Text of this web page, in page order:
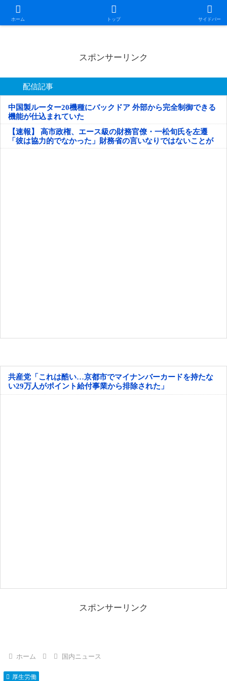
ホーム トップ サイドバー
日本第一！ニュース録
スポンサーリンク
配信記事
中国製ルーター20機種にバックドア 外部から完全制御できる
機能が仕込まれていた
【速報】 高市政権、エース級の財務官僚・一松旬氏を左遷
「彼は協力的でなかった」財務省の言いなりではないことが
判明
共産党「これは酷い…京都市でマイナンバーカードを持たな
い29万人がポイント給付事業から排除された」
スポンサーリンク
ホーム 国内ニュース
厚生労働